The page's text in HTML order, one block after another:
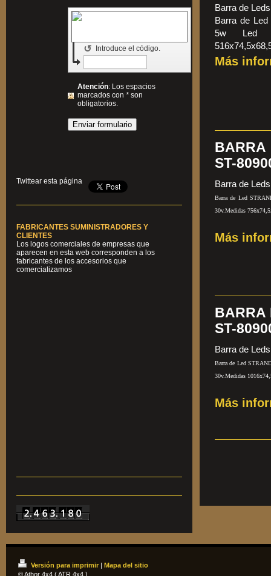
Barra de
Barra de
5w Led
Más
BARRA
ST-
Barra de
Barra de Led
30v.Medidas
Más
BARRA
ST-
Barra de
Barra de Led
30v.Medidas
Más
Introduce el código.
↺
Atención: Los espacios
marcados con *son
obligatorios.
Twittear esta página
FABRICANTES SUMINISTRADORES Y
CLIENTES
Los logos comerciales de empresas que
aparecen en esta web corresponden a los
fabricantes de los accesorios que
comercializamos
Versión para imprimir
Mapa del sitio
© Athor 4x4 ( ATR 4x4 )